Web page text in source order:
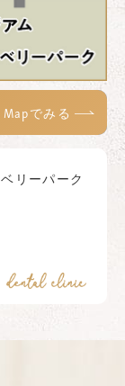
でみる
リーパーク